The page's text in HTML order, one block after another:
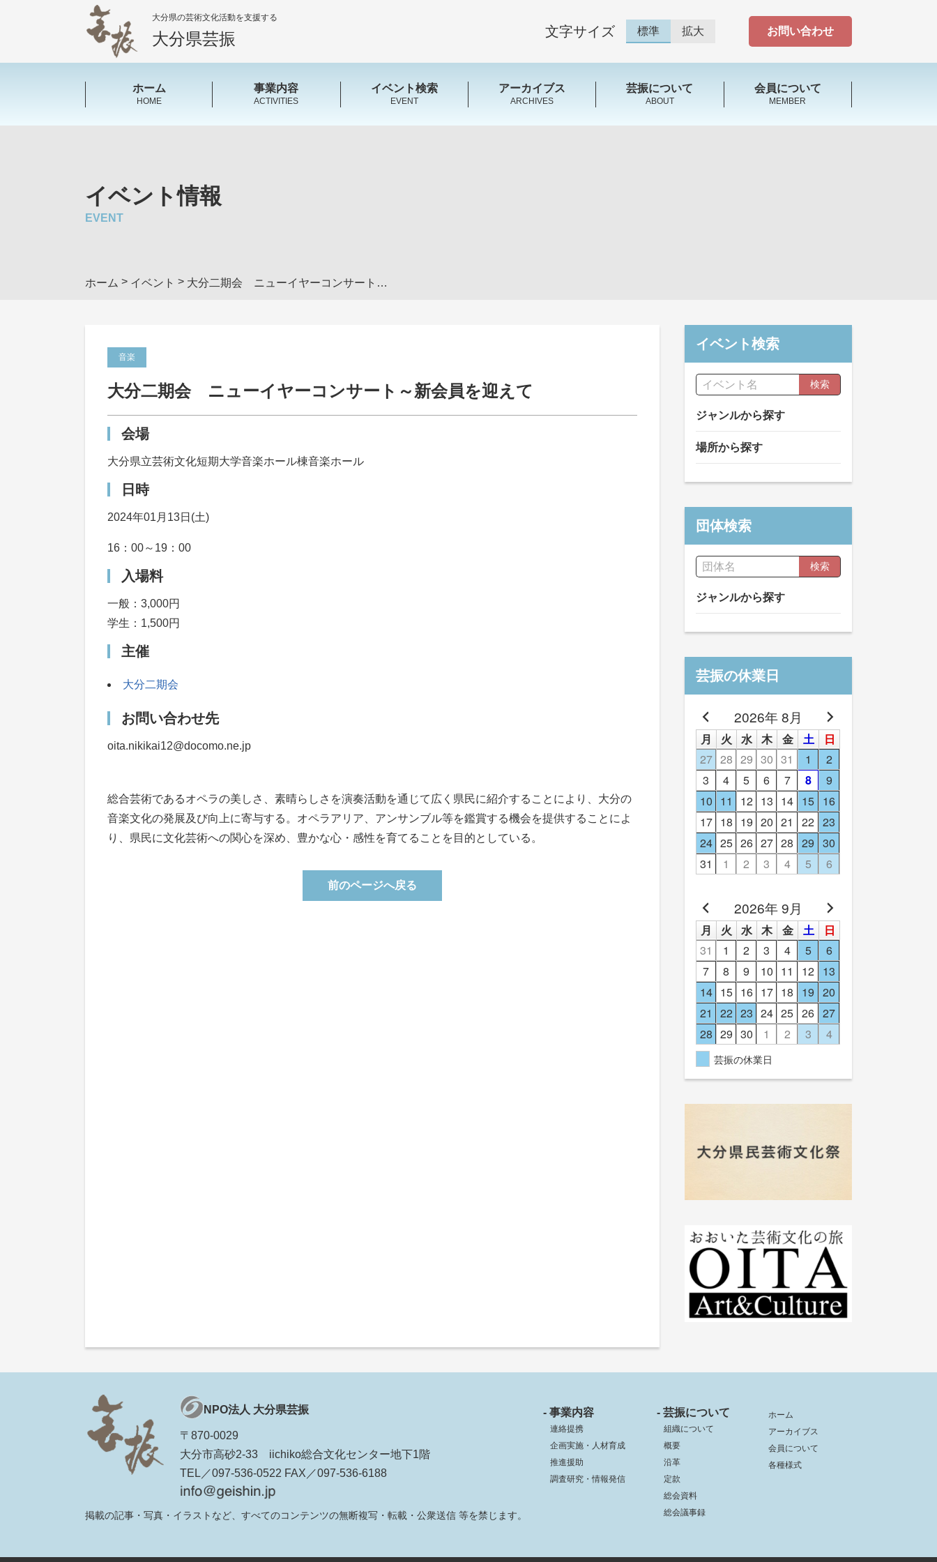
大分県の芸術文化活動を支援する
大分県芸振 文字サイズ 標準 拡大 お問い合わせ
ホーム
HOME
事業内容
ACTIVITIES
イベント検索
EVENT
アーカイブス
ARCHIVES
芸振について
ABOUT
会員について
MEMBER
イベント情報
EVENT
ホーム > イベント > 大分二期会 ニューイヤーコンサート～新会員を迎えて
音楽
大分二期会 ニューイヤーコンサート～新会員を迎えて
会場
大分県立芸術文化短期大学音楽ホール棟音楽ホール
日時
2024年01月13日(土)
16：00～19：00
入場料
一般：3,000円
学生：1,500円
主催
大分二期会
お問い合わせ先
oita.nikikai12@docomo.ne.jp
総合芸術であるオペラの美しさ、素晴らしさを演奏活動を通じて広く県民に紹介することにより、大分の
音楽文化の発展及び向上に寄与する。オペラアリア、アンサンブル等を鑑賞する機会を提供することによ
り、県民に文化芸術への関心を深め、豊かな心・感性を育てることを目的としている。
前のページへ戻る
イベント検索
検索
ジャンルから探す
場所から探す
団体検索
検索
ジャンルから探す
芸振の休業日
2026年 8月
月 火 水 木 金 土
日
27 28 29 30 31 1
2
3
4 5 6 7 8
9
10 11 12 13 14 15 16
17 18 19 20 21 22 23
24 25 26 27 28 29 30
31
1 2 3 4 5 6
2026年 9月
月 火 水 木 金 土
日
31
1 2 3 4 5
6
7
8 9 10 11 12 13
14 15 16 17 18 19 20
21
22 23 24 25 26 27
28 29 30 1 2 3 4
芸振の休業日
NPO法人 大分県芸振
〒870-0029
大分市高砂2-33 iichiko総合文化センター地下1階
TEL／097-536-0522 FAX／097-536-6188
掲載の記事・写真・イラストなど、すべてのコンテンツの無断複写・転載・公衆送信 等を禁じます。
- 事業内容
連絡提携
企画実施・人材育成
推進援助
調査研究・情報発信
- 芸振について
組織について
概要
沿革
定款
総会資料
総会議事録
ホーム
アーカイブス
会員について
各種様式